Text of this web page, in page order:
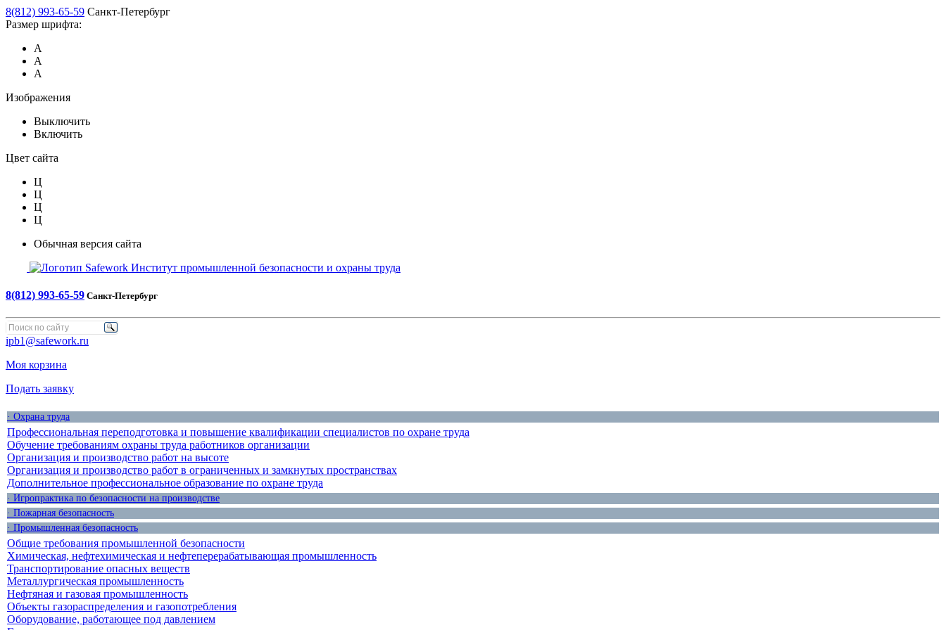
8(812) 993-65-59 Санкт-Петербург
Размер шрифта:
А
А
А
Изображения
Выключить
Включить
Цвет сайта
Ц
Ц
Ц
Ц
Обычная версия сайта
Safework Институт промышленной безопасности и охраны труда
8(812) 993-65-59 Санкт-Петербург
ipb1@safework.ru
Моя корзина
Подать заявку
· Охрана труда
Профессиональная переподготовка и повышение квалификации специалистов по охране труда
Обучение требованиям охраны труда работников организации
Организация и производство работ на высоте
Организация и производство работ в ограниченных и замкнутых пространствах
Дополнительное профессиональное образование по охране труда
· Игропрактика по безопасности на производстве
· Пожарная безопасность
· Промышленная безопасность
Общие требования промышленной безопасности
Химическая, нефтехимическая и нефтеперерабатывающая промышленность
Транспортирование опасных веществ
Металлургическая промышленность
Нефтяная и газовая промышленность
Объекты газораспределения и газопотребления
Оборудование, работающее под давлением